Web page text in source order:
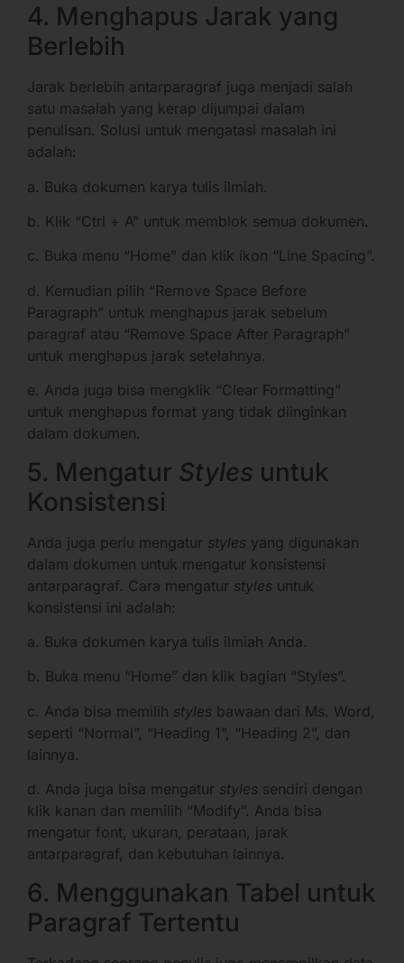
4. Menghapus Jarak yang
Berlebih
Jarak berlebih antarparagraf juga menjadi salah
satu masalah yang kerap dijumpai dalam
penulisan. Solusi untuk mengatasi masalah ini
adalah:
a. Buka dokumen karya tulis ilmiah.
b. Klik “Ctrl + A” untuk memblok semua dokumen.
c. Buka menu “Home” dan klik ikon “Line Spacing”.
d. Kemudian pilih “Remove Space Before
Paragraph” untuk menghapus jarak sebelum
paragraf atau “Remove Space After Paragraph”
untuk menghapus jarak setelahnya.
e. Anda juga bisa mengklik “Clear Formatting”
untuk menghapus format yang tidak diinginkan
dalam dokumen.
5. Mengatur Styles untuk
Konsistensi
Anda juga perlu mengatur styles yang digunakan
dalam dokumen untuk mengatur konsistensi
antarparagraf. Cara mengatur styles untuk
konsistensi ini adalah:
a. Buka dokumen karya tulis ilmiah Anda.
b. Buka menu “Home” dan klik bagian “Styles”.
c. Anda bisa memilih styles bawaan dari Ms. Word,
seperti “Normal”, “Heading 1”, “Heading 2”, dan
lainnya.
d. Anda juga bisa mengatur styles sendiri dengan
klik kanan dan memilih “Modify”. Anda bisa
mengatur font, ukuran, perataan, jarak
antarparagraf, dan kebutuhan lainnya.
6. Menggunakan Tabel untuk
Paragraf Tertentu